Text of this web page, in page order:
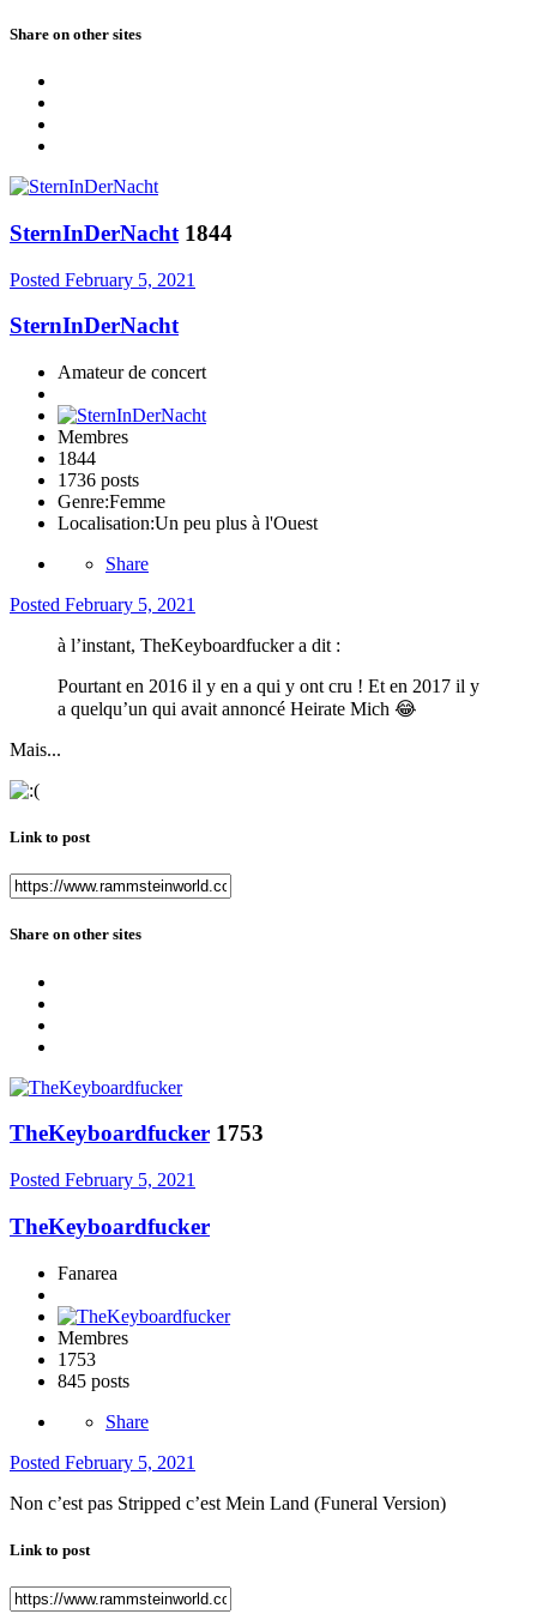
Share on other sites
SternInDerNacht 1844
Posted February 5, 2021
SternInDerNacht
Amateur de concert
Membres
1844
1736 posts
Genre:Femme
Localisation:Un peu plus à l'Ouest
Share
Posted February 5, 2021
à l’instant, TheKeyboardfucker a dit :
Pourtant en 2016 il y en a qui y ont cru ! Et en 2017 il y
a quelqu’un qui avait annoncé Heirate Mich 😂
Mais...
Link to post
Share on other sites
TheKeyboardfucker 1753
Posted February 5, 2021
TheKeyboardfucker
Fanarea
Membres
1753
845 posts
Share
Posted February 5, 2021
Non c’est pas Stripped c’est Mein Land (Funeral Version)
Link to post